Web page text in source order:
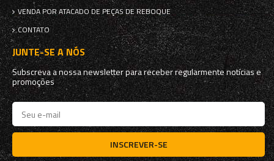
VENDA POR ATACADO DE PEÇAS DE REBOQUE
CONTATO
JUNTE-SE A NÓS
Subscreva a nossa newsletter para receber regularmente notícias e
promoções
INSCREVER-SE